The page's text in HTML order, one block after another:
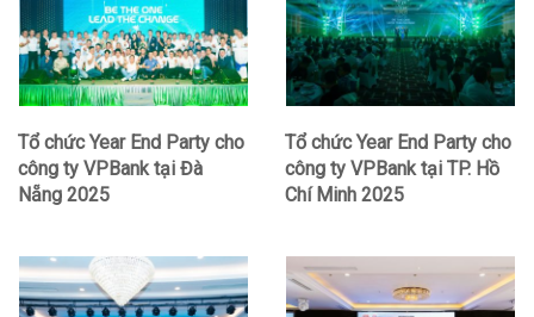
Tổ chức Year End Party cho
công ty VPBank tại Đà
Nẵng 2025
Tổ chức Year End Party cho
công ty VPBank tại TP. Hồ
Chí Minh 2025